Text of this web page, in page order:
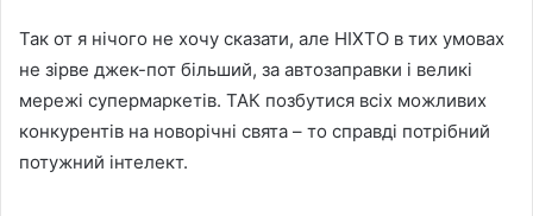
Так от я нічого не хочу сказати, але НІХТО в тих умовах
не зірве джек-пот більший, за автозаправки і великі
мережі супермаркетів. ТАК позбутися всіх можливих
конкурентів на новорічні свята – то справді потрібний
потужний інтелект.